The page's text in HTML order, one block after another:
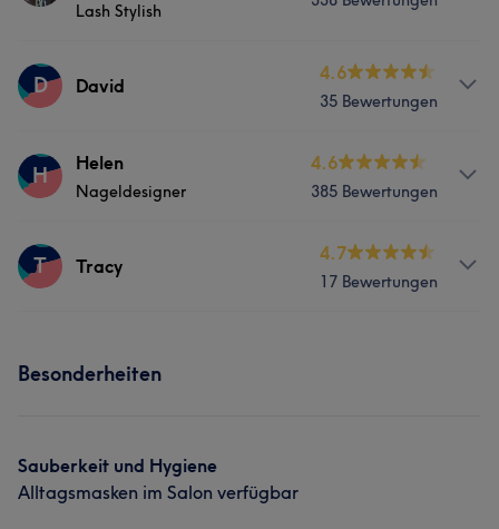
ServicesNägel
Was unsere Kunden über Lyly sagen
Lash Stylish
Services
Portfolio
D David
4.6
35 Bewertungen
Services
H Helen
Nageldesigner
4.6
385 Bewertungen
Services
Portfolio
T Tracy
4.7
17 Bewertungen
Besonderheiten
Sauberkeit und Hygiene
Alltagsmasken im Salon verfügbar